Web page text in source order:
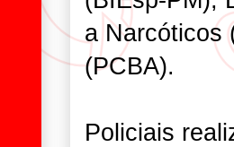
a Narcóticos
(PCBA).
Policiais